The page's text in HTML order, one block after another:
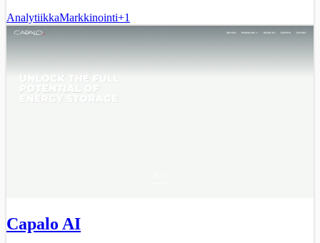
AnalytiikkaMarkkinointi+1
Capalo AI